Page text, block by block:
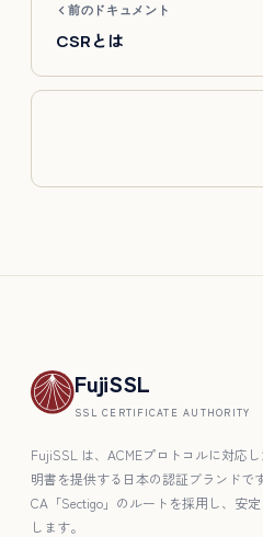
前のドキュメント
CSRとは
FujiSSL
SSL CERTIFICATE AUTHORITY
FujiSSL は、ACMEプロトコルに対応
明書を提供する日本の認証ブランドで
CA「Sectigo」のルートを採用し、安
します。